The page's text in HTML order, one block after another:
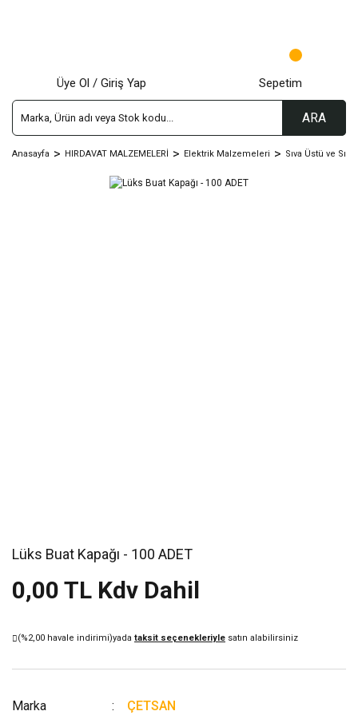
ARA
Üye Ol / Giriş Yap Sepetim
Anasayfa HIRDAVAT MALZEMELERİ Elektrik Malzemeleri Sıva Üstü ve
Lüks Buat Kapağı - 100 ADET
0,00 TL Kdv Dahil
(%2,00 havale indirimi)yada taksit seçenekleriyle satın alabilirsiniz
Marka
ÇETSAN